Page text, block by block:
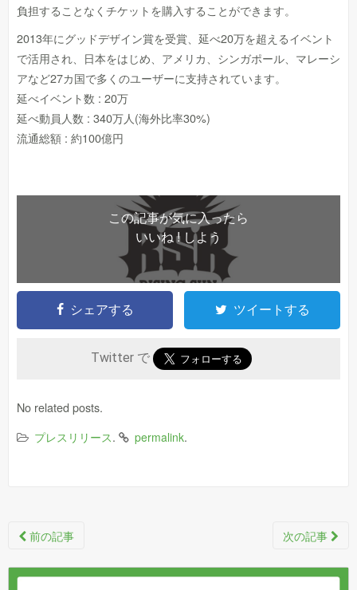
負担することなくチケットを購入することができます。
2013年にグッドデザイン賞を受賞、延べ20万を超えるイベント
で活用され、日本をはじめ、アメリカ、シンガポール、マレーシ
アなど27カ国で多くのユーザーに支持されています。
延べイベント数 : 20万
延べ動員人数 : 340万人(海外比率30%)
流通総額 : 約100億円
この記事が気に入ったら
いいね ! しよう
シェアする ツイートする
Twitter で
No related posts.
プレスリリース. permalink.
Post
navigation
前の記事 次の記事